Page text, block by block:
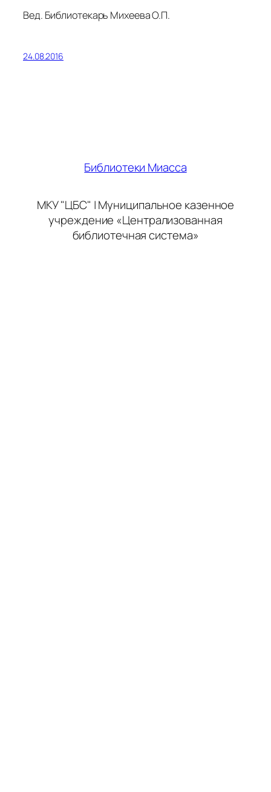
Вед. Библиотекарь Михеева О.П.
24.08.2016
Библиотеки Миасса
МКУ "ЦБС" | Муниципальное казенное
учреждение «Централизованная
библиотечная система»